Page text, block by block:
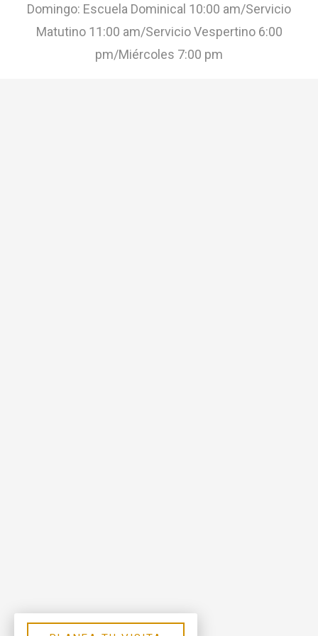
Domingo: Escuela Dominical 10:00 am/Servicio
Matutino 11:00 am/Servicio Vespertino 6:00
pm/Miércoles 7:00 pm